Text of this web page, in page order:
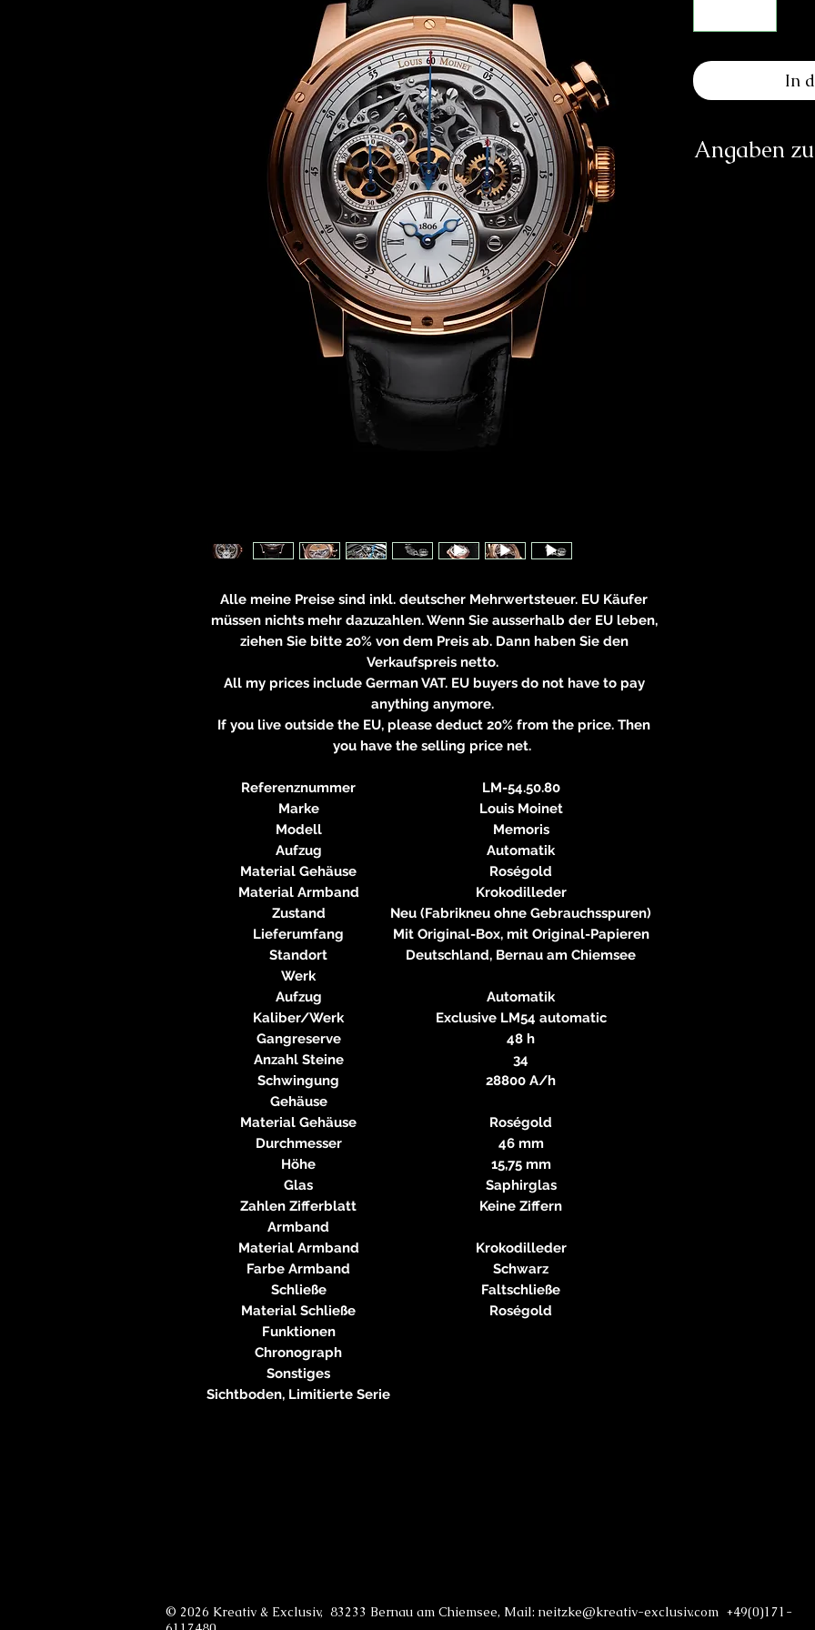
Alle meine Preise sind inkl. deutscher Mehrwertsteuer. EU Käufer
müssen nichts mehr dazuzahlen. Wenn Sie ausserhalb der EU leben,
ziehen Sie bitte 20% von dem Preis ab. Dann haben Sie den
Verkaufspreis netto.
All my prices include German VAT. EU buyers do not have to pay
anything anymore.
If you live outside the EU, please deduct 20% from the price. Then
you have the selling price net.
Referenznummer
LM-54.50.80
Marke
Louis Moinet
Modell
Memoris
Aufzug
Automatik
Material Gehäuse
Roségold
Material Armband
Krokodilleder
Zustand
Neu (Fabrikneu ohne Gebrauchsspuren)
Lieferumfang
Mit Original-Box, mit Original-Papieren
Standort
Deutschland, Bernau am Chiemsee
Werk
Aufzug
Automatik
Kaliber/Werk
Exclusive LM54 automatic
Gangreserve
48 h
Anzahl Steine
34
Schwingung
28800 A/h
Gehäuse
Material Gehäuse
Roségold
Durchmesser
46 mm
Höhe
15,75 mm
Glas
Saphirglas
Zahlen Zifferblatt
Keine Ziffern
Armband
Material Armband
Krokodilleder
Farbe Armband
Schwarz
Schließe
Faltschließe
Material Schließe
Roségold
Funktionen
Chronograph
Sonstiges
Sichtboden, Limitierte Serie
In
Angaben
Les
© 2026 Kreativ & Exclusiv, 83233 Bernau am Chiemsee, Mail: neitzke@kreativ-exclusiv.com +49(0)171-